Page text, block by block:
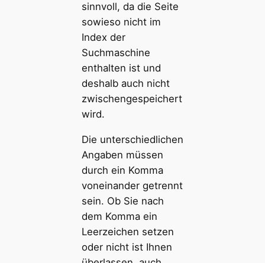
sinnvoll, da die Seite
sowieso nicht im
Index der
Suchmaschine
enthalten ist und
deshalb auch nicht
zwischengespeichert
wird.
Die unterschiedlichen
Angaben müssen
durch ein Komma
voneinander getrennt
sein. Ob Sie nach
dem Komma ein
Leerzeichen setzen
oder nicht ist Ihnen